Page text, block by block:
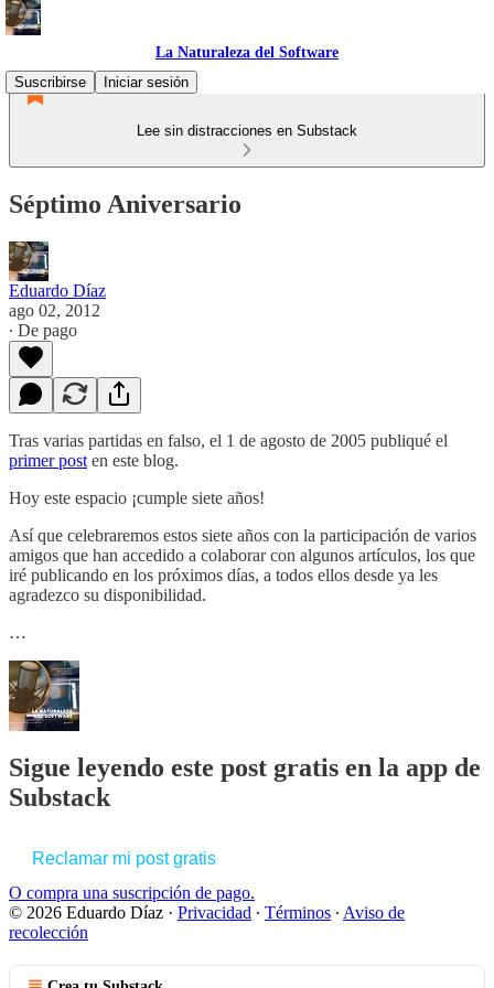
La Naturaleza del Software
Suscribirse
Iniciar sesión
Lee sin distracciones en Substack
Séptimo Aniversario
Eduardo Díaz
ago 02, 2012
∙ De pago
Tras varias partidas en falso, el 1 de agosto de 2005 publiqué el
primer post en este blog.
Hoy este espacio ¡cumple siete años!
Así que celebraremos estos siete años con la participación de varios
amigos que han accedido a colaborar con algunos artículos, los que
iré publicando en los próximos días, a todos ellos desde ya les
agradezco su disponibilidad.
…
Sigue leyendo este post gratis en la app de
Substack
Reclamar mi post gratis
O compra una suscripción de pago.
© 2026 Eduardo Díaz · Privacidad ∙ Términos ∙ Aviso de
recolección